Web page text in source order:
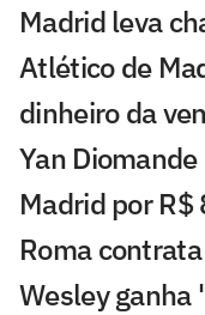
Madrid leva
Atlético de
dinheiro da
Yan
Madrid por
Roma
Wesley ganha